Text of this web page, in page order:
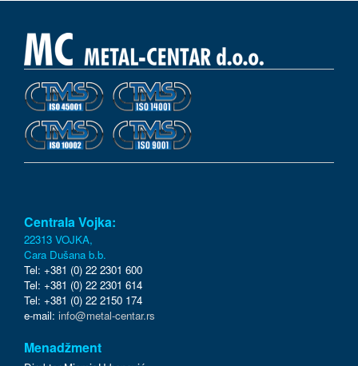
Centrala Vojka:
22313 VOJKA,
Cara Dušana b.b.
Tel: +381 (0) 22 2301 600
Tel: +381 (0) 22 2301 614
Tel: +381 (0) 22 2150 174
e-mail: info@metal-centar.rs
Menadžment